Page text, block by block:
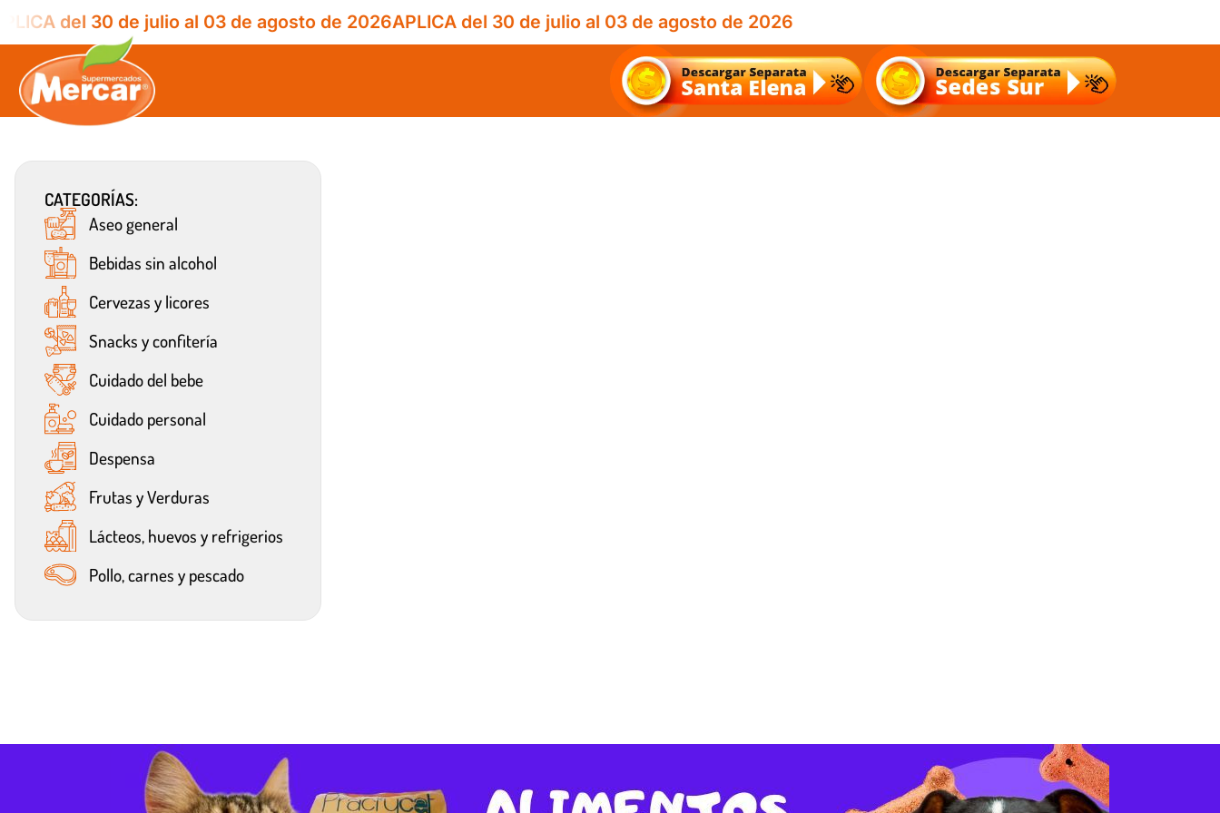
del 30 de julio al 03 de agosto de 2026APLICA del 30 de julio al 03 de agosto de 2026
CATEGORÍAS:
Aseo general
Bebidas sin alcohol
Cervezas y licores
Snacks y confitería
Cuidado del bebe
Cuidado personal
Despensa
Frutas y Verduras
Lácteos, huevos y refrigerios
Pollo, carnes y pescado